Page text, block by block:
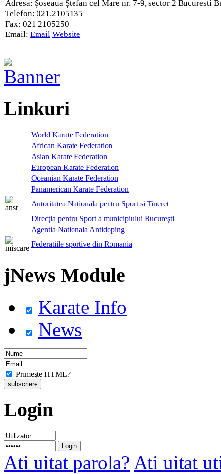
Adresa: Şoseaua Ştefan cel Mare nr. 7-9, sector 2 Bucuresti
Telefon: 021.2105135
Fax: 021.2105250
Email: Email Website
Linkuri
World Karate Federation
African Karate Federation
Asian Karate Federation
European Karate Federation
Oceanian Karate Federation
Panamerican Karate Federation
Autoritatea Nationala pentru Sport si Tineret
Direcţia pentru Sport a municipiului Bucureşti
Agentia Nationala Antidoping
Federatiile sportive din Romania
jNews Module
Karate Info
News
Primeşte HTML?
Login
Ati uitat parola? Ati uitat